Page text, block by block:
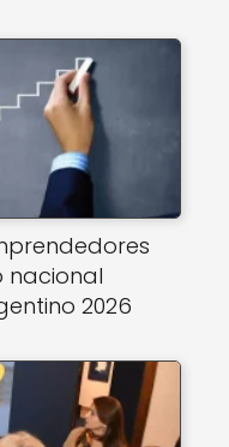
nacional
2026